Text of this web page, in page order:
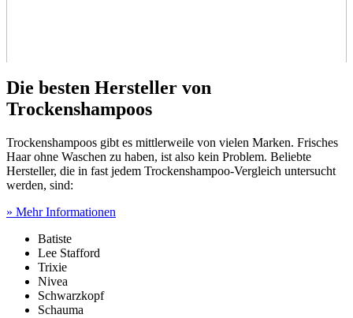
Die besten Hersteller von
Trockenshampoos
Trockenshampoos gibt es mittlerweile von vielen Marken. Frisches
Haar ohne Waschen zu haben, ist also kein Problem. Beliebte
Hersteller, die in fast jedem Trockenshampoo-Vergleich untersucht
werden, sind:
» Mehr Informationen
Batiste
Lee Stafford
Trixie
Nivea
Schwarzkopf
Schauma